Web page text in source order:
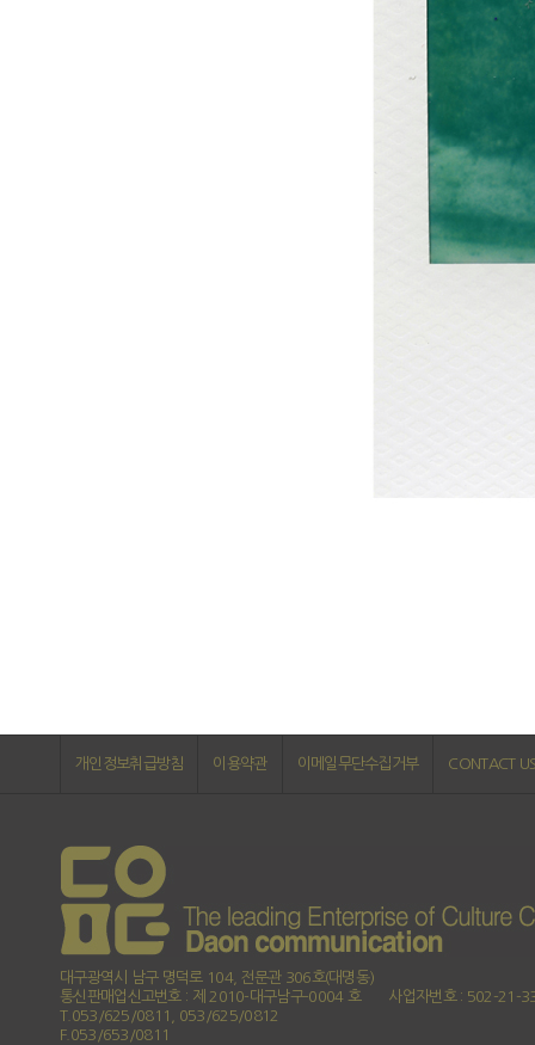
개인정보취급방침 이용약관 이메일무단수집거부 CONTACT
대구광역시 남구 명덕로 104, 전문관 306호(대명동)
통신판매업신고번호 : 제 2010-대구남구-0004 호
사업자번호 : 502-21-
T.053/625/0811, 053/625/0812
F.053/653/0811